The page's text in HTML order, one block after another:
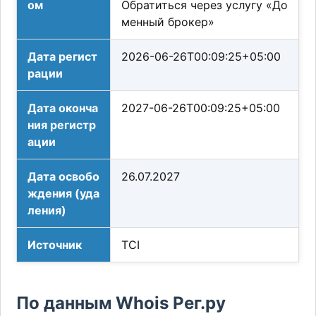
ом
Обратиться через услугу «До
менный брокер»
Дата регист
рации
2026-06-26T00:09:25+05:00
Дата оконча
ния регистр
ации
2027-06-26T00:09:25+05:00
Дата освобо
ждения (уда
ления)
26.07.2027
Источник TCI
По данным Whois Рег.ру